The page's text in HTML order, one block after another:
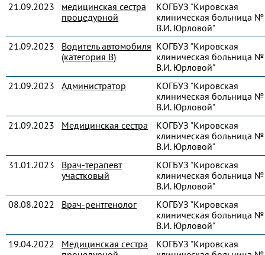
21.09.2023
медицинская сестра
процедурной
КОГБУЗ "Кировская
клиническая больница
В.И. Юрловой"
21.09.2023
Водитель автомобиля
(категория В)
КОГБУЗ "Кировская
клиническая больница
В.И. Юрловой"
21.09.2023
Администратор
КОГБУЗ "Кировская
клиническая больница
В.И. Юрловой"
21.09.2023
Медицинская сестра
КОГБУЗ "Кировская
клиническая больница
В.И. Юрловой"
31.01.2023
Врач-терапевт
участковый
КОГБУЗ "Кировская
клиническая больница
В.И. Юрловой"
08.08.2022
Врач-рентгенолог
КОГБУЗ "Кировская
клиническая больница
В.И. Юрловой"
19.04.2022
Медицинская сестра
КОГБУЗ "Кировская